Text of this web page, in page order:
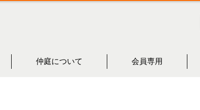
仲庭について 会員専用